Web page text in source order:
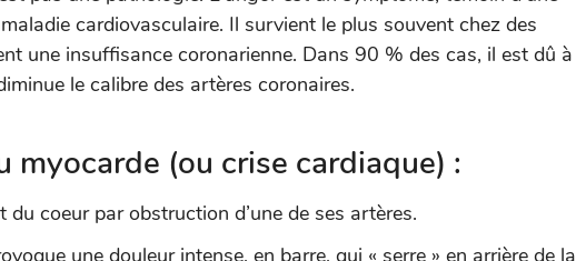
cardiovasculaire. Il survient le plus souvent chez des
une insuffisance coronarienne. Dans 90 % des cas, il est dû à
le calibre des artères coronaires.
myocarde (ou crise cardiaque) :
du coeur par obstruction d’une de ses artères.
une douleur intense, en barre, qui « serre » en arrière de la